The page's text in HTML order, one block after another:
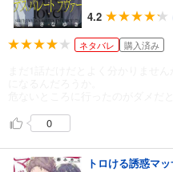
4.2
ネタバレ 購入済み
0
トロける誘惑マ